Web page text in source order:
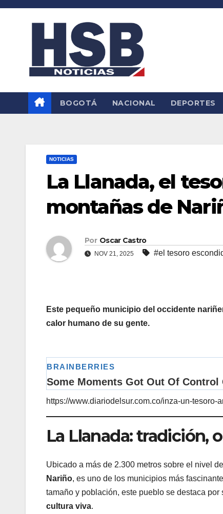
Saltar
BOGOTÁ NACIONAL DEPORTES
NOTICIAS
La Llanada, el
montañas de
Por Oscar Castro
NOV 21, 2025 #el tesoro
Este pequeño municipio del occidente
calor humano de su gente.
https://www.diariodelsur.com.co/inza-un-
La Llanada: tradición,
Ubicado a más de 2.300 metros sobre el nivel
Nariño, es uno de los municipios más
tamaño y población, este pueblo se destaca por
cultura viva.